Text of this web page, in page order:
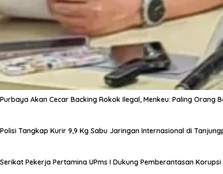
Purbaya Akan Cecar Backing Rokok Ilegal, Menkeu: Paling Orang
Polisi Tangkap Kurir 9,9 Kg Sabu Jaringan Internasional di
Serikat Pekerja Pertamina UPms I Dukung Pemberantasan